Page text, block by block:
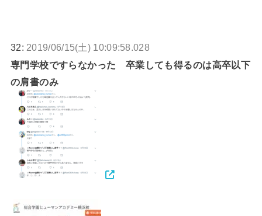
32: 2019/06/15(土) 10:09:58.028
専門学校ですらなかった 卒業しても得るのは高卒以下
の肩書のみ